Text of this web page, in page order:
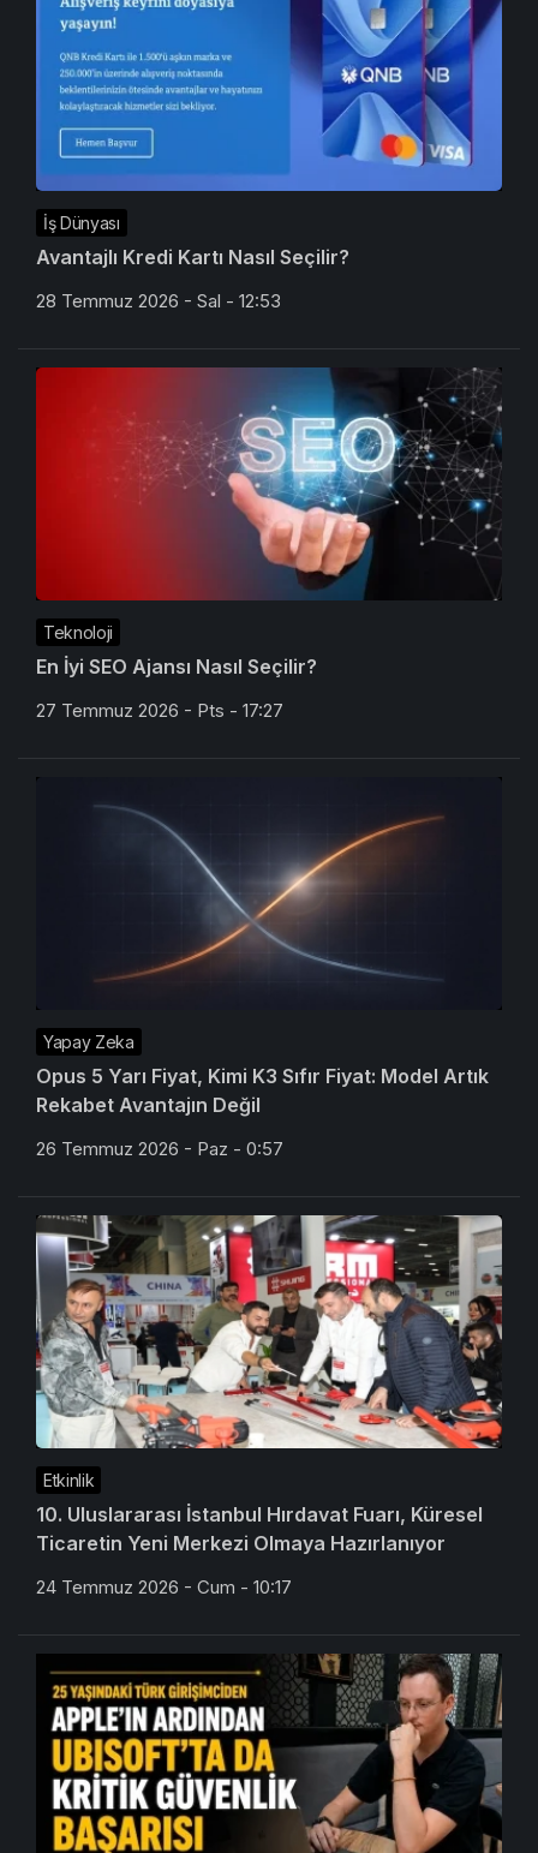
İş Dünyası
Avantajlı Kredi Kartı Nasıl Seçilir?
28 Temmuz 2026 - Sal - 12:53
Teknoloji
En İyi SEO Ajansı Nasıl Seçilir?
27 Temmuz 2026 - Pts - 17:27
Yapay Zeka
Opus 5 Yarı Fiyat, Kimi K3 Sıfır Fiyat: Model Artık
Rekabet Avantajın Değil
26 Temmuz 2026 - Paz - 0:57
Etkinlik
10. Uluslararası İstanbul Hırdavat Fuarı, Küresel
Ticaretin Yeni Merkezi Olmaya Hazırlanıyor
24 Temmuz 2026 - Cum - 10:17